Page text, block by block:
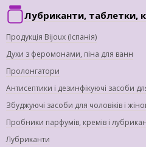
Лубриканти, таблетки,
Продукція Bijoux (Іспанія)
Духи з феромонами, піна для ванн
Пролонгатори
Антисептики і дезинфікуючі засоби
Збуджуючі засоби для чоловіків і
Пробники парфумів, кремів і
Лубриканти